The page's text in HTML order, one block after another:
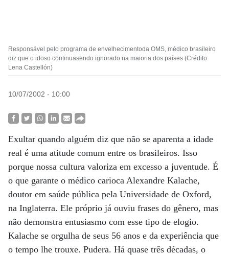
Responsável pelo programa de envelhecimentoda OMS, médico brasileiro
diz que o idoso continuasendo ignorado na maioria dos países (Crédito:
Lena Castellón)
10/07/2002 - 10:00
Exultar quando alguém diz que não se aparenta a idade
real é uma atitude comum entre os brasileiros. Isso
porque nossa cultura valoriza em excesso a juventude. É
o que garante o médico carioca Alexandre Kalache,
doutor em saúde pública pela Universidade de Oxford,
na Inglaterra. Ele próprio já ouviu frases do gênero, mas
não demonstra entusiasmo com esse tipo de elogio.
Kalache se orgulha de seus 56 anos e da experiência que
o tempo lhe trouxe. Pudera. Há quase três décadas, o